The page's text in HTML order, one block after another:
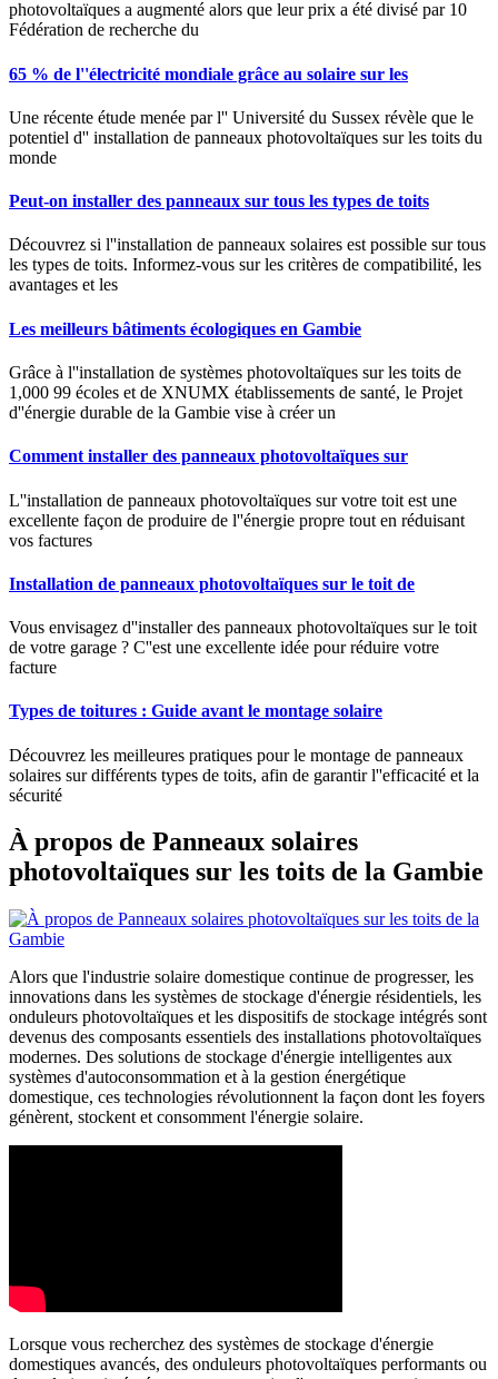
photovoltaïques a augmenté alors que leur prix a été divisé par 10
Fédération de recherche du
65 % de l''électricité mondiale grâce au solaire sur les
Une récente étude menée par l'' Université du Sussex révèle que le
potentiel d'' installation de panneaux photovoltaïques sur les toits du
monde
Peut-on installer des panneaux sur tous les types de toits
Découvrez si l''installation de panneaux solaires est possible sur tous
les types de toits. Informez-vous sur les critères de compatibilité, les
avantages et les
Les meilleurs bâtiments écologiques en Gambie
Grâce à l''installation de systèmes photovoltaïques sur les toits de
1,000 99 écoles et de XNUMX établissements de santé, le Projet
d''énergie durable de la Gambie vise à créer un
Comment installer des panneaux photovoltaïques sur
L''installation de panneaux photovoltaïques sur votre toit est une
excellente façon de produire de l''énergie propre tout en réduisant
vos factures
Installation de panneaux photovoltaïques sur le toit de
Vous envisagez d''installer des panneaux photovoltaïques sur le toit
de votre garage ? C''est une excellente idée pour réduire votre
facture
Types de toitures : Guide avant le montage solaire
Découvrez les meilleures pratiques pour le montage de panneaux
solaires sur différents types de toits, afin de garantir l''efficacité et la
sécurité
À propos de Panneaux solaires
photovoltaïques sur les toits de la Gambie
Alors que l'industrie solaire domestique continue de progresser, les
innovations dans les systèmes de stockage d'énergie résidentiels, les
onduleurs photovoltaïques et les dispositifs de stockage intégrés sont
devenus des composants essentiels des installations photovoltaïques
modernes. Des solutions de stockage d'énergie intelligentes aux
systèmes d'autoconsommation et à la gestion énergétique
domestique, ces technologies révolutionnent la façon dont les foyers
génèrent, stockent et consomment l'énergie solaire.
Lorsque vous recherchez des systèmes de stockage d'énergie
domestiques avancés, des onduleurs photovoltaïques performants ou